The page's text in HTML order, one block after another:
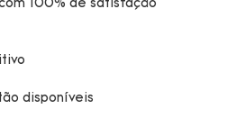
100% de satisfação